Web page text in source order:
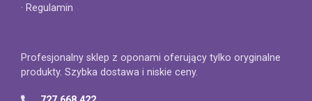
· Regulamin
Profesjonalny sklep z oponami oferujący tylko oryginalne
produkty. Szybka dostawa i niskie ceny.